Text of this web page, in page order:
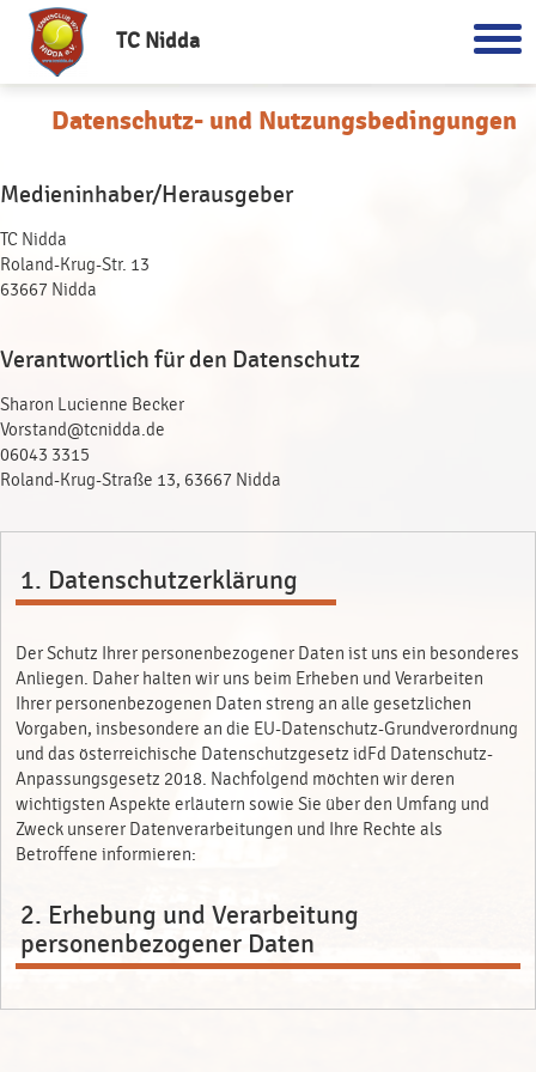
TC Nidda
Datenschutz- und Nutzungsbedingungen
Medieninhaber/Herausgeber
TC Nidda
Roland-Krug-Str. 13
63667 Nidda
Verantwortlich für den Datenschutz
Sharon Lucienne Becker
Vorstand@tcnidda.de
06043 3315
Roland-Krug-Straße 13, 63667 Nidda
1. Datenschutzerklärung
Der Schutz Ihrer personenbezogener Daten ist uns ein besonderes
Anliegen. Daher halten wir uns beim Erheben und Verarbeiten
Ihrer personenbezogenen Daten streng an alle gesetzlichen
Vorgaben, insbesondere an die EU-Datenschutz-Grundverordnung
und das österreichische Datenschutzgesetz idFd Datenschutz-
Anpassungsgesetz 2018. Nachfolgend möchten wir deren
wichtigsten Aspekte erläutern sowie Sie über den Umfang und
Zweck unserer Datenverarbeitungen und Ihre Rechte als
Betroffene informieren:
2. Erhebung und Verarbeitung
personenbezogener Daten